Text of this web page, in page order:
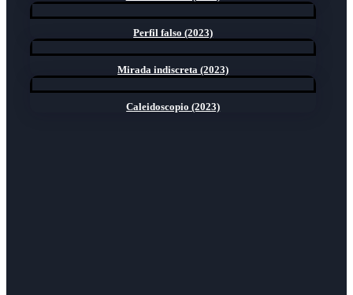
Perfil falso (2023)
Mirada indiscreta (2023)
Caleidoscopio (2023)